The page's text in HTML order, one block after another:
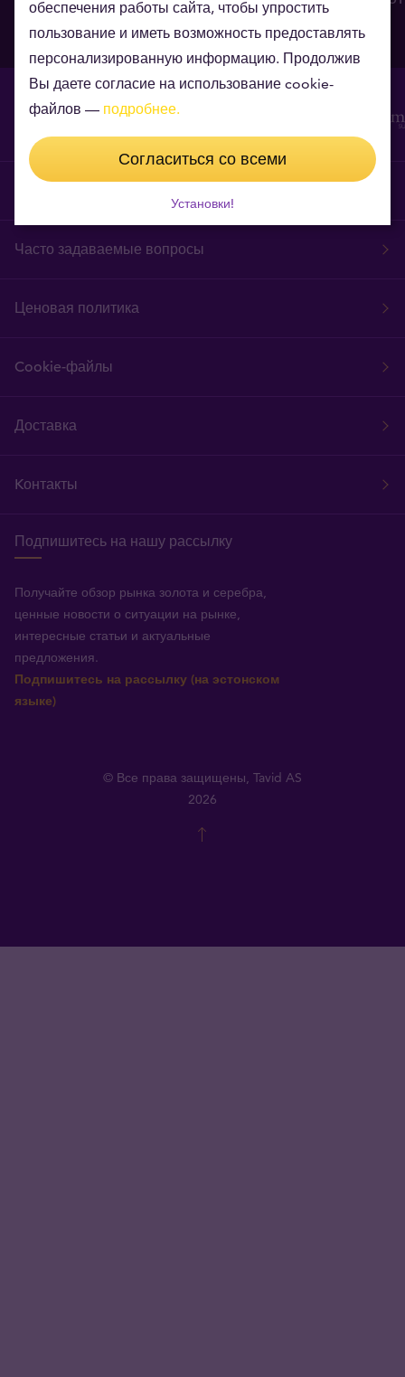
Часто задаваемые вопросы
Ценовая политика
Cookie-файлы
Доставка
Kонтакты
Подпишитесь на нашу рассылку
Получайте обзор рынка золота и серебра,
ценные новости о ситуации на рынке,
интересные статьи и актуальные
предложения.
Подпишитесь на рассылку (на эстонском
языке)
© Все права защищены, Tavid AS
2026
обеспечения работы сайта, чтобы упростить
пользование и иметь возможность предоставлять
персонализированную информацию. Продолжив
Вы даете согласие на использование cookie-
файлов — подробнее.
Согласиться со всеми
Установки!